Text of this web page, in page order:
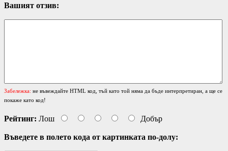
Вашият отзив:
Забележка: не въвеждайте HTML код, тъй като той няма да бъде интерпретиран, а ще се
покаже като код!
Рейтинг: Лош Добър
Въведете в полето кода от картинката по-долу: